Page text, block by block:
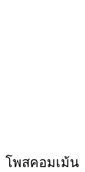
โพสคอมเม้น